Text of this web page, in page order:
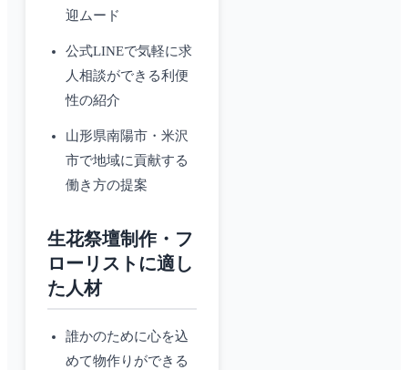
迎ムード
公式LINEで気軽に求
人相談ができる利便
性の紹介
山形県南陽市・米沢
市で地域に貢献する
働き方の提案
生花祭壇制作・フ
ローリストに適し
た人材
誰かのために心を込
めて物作りができる